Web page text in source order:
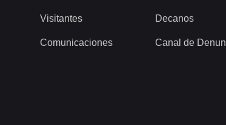
Visitantes
Comunicaciones
Decanos
Canal de